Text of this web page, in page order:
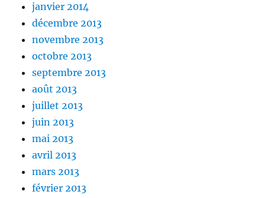
janvier 2014
décembre 2013
novembre 2013
octobre 2013
septembre 2013
août 2013
juillet 2013
juin 2013
mai 2013
avril 2013
mars 2013
février 2013